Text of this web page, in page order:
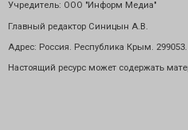
Учредитель: ООО "Информ Медиа"
Главный редактор Синицын А.В.
Адрес: Россия. Республика Крым.
Настоящий ресурс может содержать